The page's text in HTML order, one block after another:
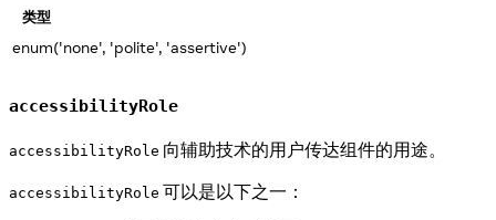
类型
enum('none', 'polite', 'assertive')
accessibilityRole
accessibilityRole 向辅助技术的用户传达组件的用途。
accessibilityRole 可以是以下之一：